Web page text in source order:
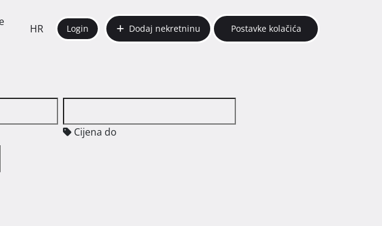
HR Login Dodaj nekretninu Postavke kolačića
Cijena do